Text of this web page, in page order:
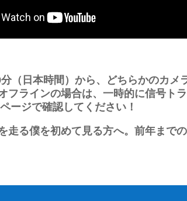
（日本時間）から、どちらかのカメ
フラインの場合は、一時的に信号ト
ページで確認してください！
走る僕を初めて見る方へ。前年まで